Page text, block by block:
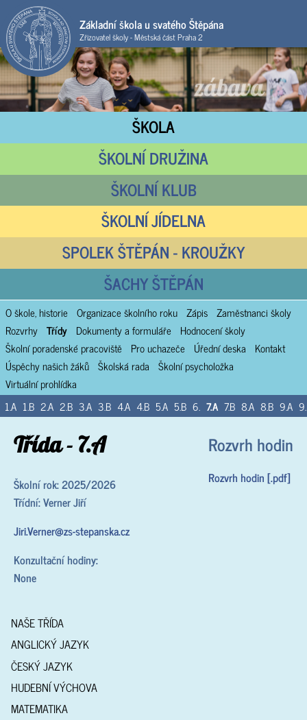
Základní škola u svatého Štěpána
Zřizovatel školy - Městská část Praha 2
ŠKOLA
ŠKOLNÍ DRUŽINA
ŠKOLNÍ KLUB
ŠKOLNÍ JÍDELNA
SPOLEK ŠTĚPÁN - KROUŽKY
ŠACHY ŠTĚPÁN
O škole, historie Organizace školního roku Zápis Zaměstnanci školy
Rozvrhy Třídy Dokumenty a formuláře
Hodnocení školy
Školní poradenské pracoviště
Pro uchazeče Úřední deska
Kontakt
Úspěchy našich žáků Školská rada Školní psycholožka
Virtuální prohlídka
1.A 1.B 2.A 2.B 3.A 3.B 4.A 4.B 5.A 5.B 6. 7.A 7.B 8.A 8.B 9.A
Rozvrh hodin
Rozvrh hodin [.pdf]
Třída - 7.A
Školní rok: 2025/2026
Třídní: Verner Jiří
Jiri.Verner@zs-stepanska.cz
Konzultační hodiny:
None
NAŠE TŘÍDA
ANGLICKÝ JAZYK
ČESKÝ JAZYK
HUDEBNÍ VÝCHOVA
MATEMATIKA